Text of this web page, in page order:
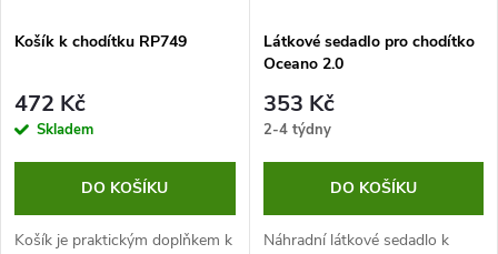
p
r
o
d
s
p
r
Košík k chodítku RP749
472 Kč
Skladem
DO KOŠÍKU
Košík je praktickým doplňkem k
Látkové sedadlo pro chodítko
Oceano 2.0
353 Kč
2-4 týdny
DO KOŠÍKU
Náhradní látkové sedadlo k